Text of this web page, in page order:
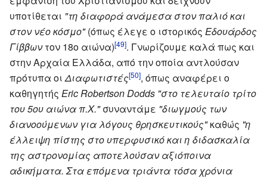
υποτίθεται "τη διαφορά ανάμεσα στον παλιό και
στον νέο κόσμο"(όπως έλεγε ο ιστορικός Εδουάρδος
Γίββωντον 18ο αιώνα)[49]. Γνωρίζουμε καλά πως και
στην Αρχαία Ελλάδα, από την οποία αντλούσαν
πρότυπα οι Διαφωτιστές[50], όπως αναφέρει ο
καθηγητής Eric Robertson Dodds "στο τελευταίο τρίτο
του 5ου αιώνα π.Χ."συναντάμε "διωγμούς των
διανοούμενων για λόγους θρησκευτικούς"καθώς "η
έλλειψη πίστης στο υπερφυσικό και η διδασκαλία
της αστρονομίας αποτελούσαν αξιόποινα
αδικήματα. Στα επόμενα τριάντα τόσα χρόνια